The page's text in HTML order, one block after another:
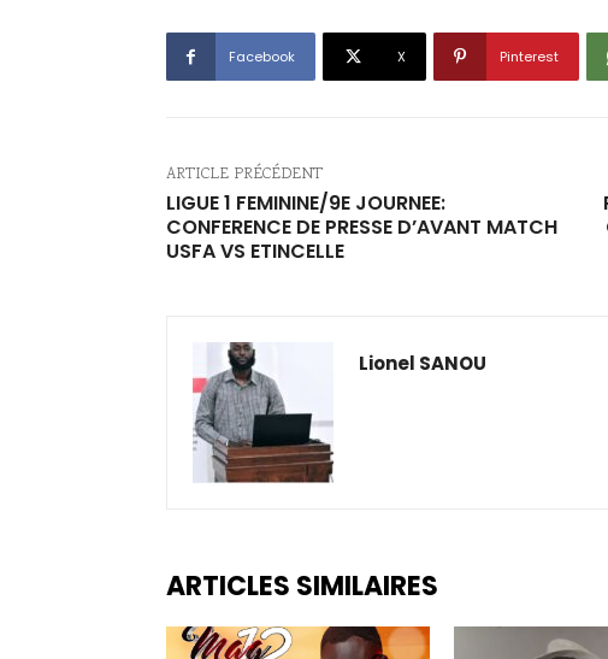
Facebook X Pinterest
ARTICLE PRÉCÉDENT
LIGUE 1 FEMININE/9E JOURNEE:
CONFERENCE DE PRESSE D’AVANT MATCH
USFA VS ETINCELLE
Lionel SANOU
ARTICLES SIMILAIRES